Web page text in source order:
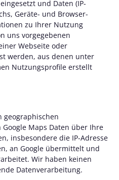
und Daten (IP-
Geräte- und Browser-
zu Ihrer Nutzung
uns vorgegebenen
Webseite oder
werden, aus denen unter
Nutzungsprofile erstellt
geographischen
Maps Daten über Ihre
insbesondere die IP-Adresse
an Google übermittelt und
Wir haben keinen
Datenverarbeitung.